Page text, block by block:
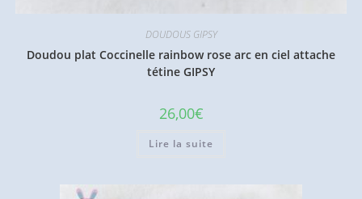
DOUDOUS GIPSY
Doudou plat Coccinelle rainbow rose arc en ciel attache
tétine GIPSY
26,00€
Lire la suite